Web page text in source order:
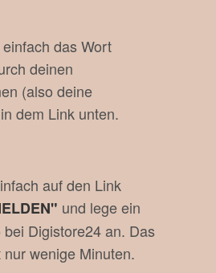
das Wort
deinen
(also deine
dem Link unten.
auf den Link
" und lege ein
Digistore24 an. Das
wenige Minuten.